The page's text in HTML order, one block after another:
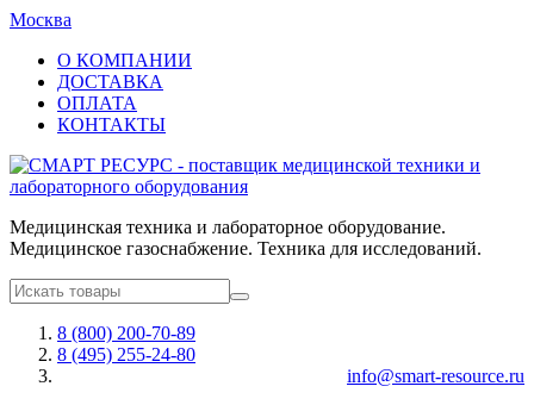
Москва
О КОМПАНИИ
ДОСТАВКА
ОПЛАТА
КОНТАКТЫ
Медицинская техника и лабораторное оборудование.
Медицинское газоснабжение. Техника для исследований.
8 (800) 200-70-89
8 (495) 255-24-80
info@smart-resource.ru